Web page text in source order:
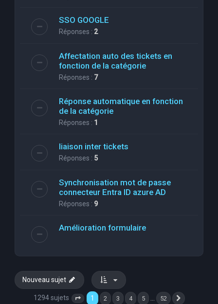
SSO GOOGLE
Réponses : 2
Affectation auto des tickets en
fonction de la catégorie
Réponses : 7
Réponse automatique en fonction
de la catégorie
Réponses : 1
liaison inter tickets
Réponses : 5
Synchronisation mot de passe
connecteur Entra ID azure AD
Réponses : 9
Amélioration formulaire
Nouveau sujet
1294 sujets Page 1 sur 52
1 2 3 4 5 52